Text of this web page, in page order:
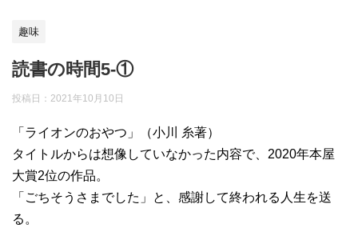
趣味
読書の時間5-①
投稿日： 2021年10月10日
「ライオンのおやつ」（小川 糸著）
タイトルからは想像していなかった内容で、2020年本屋
大賞2位の作品。
「ごちそうさまでした」と、感謝して終われる人生を送
る。